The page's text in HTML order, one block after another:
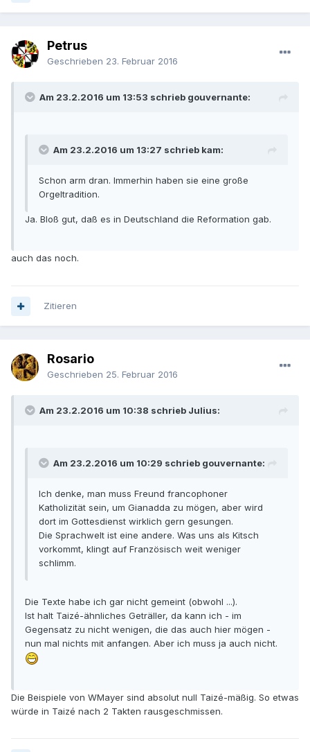
Petrus
Geschrieben 23. Februar 2016
Am 23.2.2016 um 13:53 schrieb gouvernante:
Am 23.2.2016 um 13:27 schrieb kam:
Schon arm dran. Immerhin haben sie eine große
Orgeltradition.
Ja. Bloß gut, daß es in Deutschland die Reformation gab.
auch das noch.
Zitieren
Rosario
Geschrieben 25. Februar 2016
Am 23.2.2016 um 10:38 schrieb Julius:
Am 23.2.2016 um 10:29 schrieb gouvernante:
Ich denke, man muss Freund francophoner
Katholizität sein, um Gianadda zu mögen, aber wird
dort im Gottesdienst wirklich gern gesungen.
Die Sprachwelt ist eine andere. Was uns als Kitsch
vorkommt, klingt auf Französisch weit weniger
schlimm.
Die Texte habe ich gar nicht gemeint (obwohl ...).
Ist halt Taizé-ähnliches Geträller, da kann ich - im
Gegensatz zu nicht wenigen, die das auch hier mögen -
nun mal nichts mit anfangen. Aber ich muss ja auch nicht.
Die Beispiele von WMayer sind absolut null Taizé-mäßig. So etwas
würde in Taizé nach 2 Takten rausgeschmissen.